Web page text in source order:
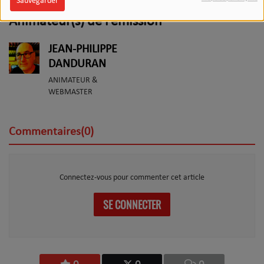
Animateur(s) de l’émission
JEAN-PHILIPPE
DANDURAN
ANIMATEUR &
WEBMASTER
Commentaires(0)
Connectez-vous pour commenter cet article
SE CONNECTER